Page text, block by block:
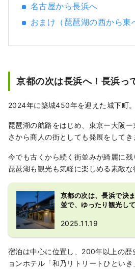
名古屋から長浜へ
おまけ（琵琶湖の西から東
京都の次は長浜へ！長浜っ
2024年に築城450年を迎えた城下町。
琵琶湖の航路をはじめ、東京ー大阪
さから商人の街としても発展をしてき
今でも古くから続く街並みが綺麗に残
琵琶湖も観光も気軽に楽しめる素敵
京都の次は、長浜で決
並で、ゆったり観光し
2025.11.19
宿泊は中心に位置し、200年以上の歴
ョンホテル「和乃リトリートひとい